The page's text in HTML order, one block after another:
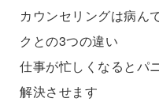
カウンセリングは病ん
クとの3つの違い
仕事が忙しくなるとパ
解決させます